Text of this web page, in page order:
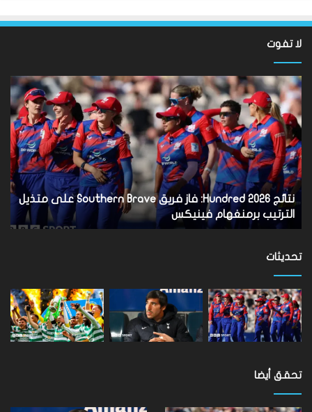
لا تفوت
نتائج
Hundred
2026:
فاز
فريق
Southern
Brave
على
متذيل
الترتيب
برمنغهام
نتائج Hundred 2026: فاز فريق Southern Brave على متذيل
الترتيب برمنغهام فينيكس
تحديثات
تحقق أيضا